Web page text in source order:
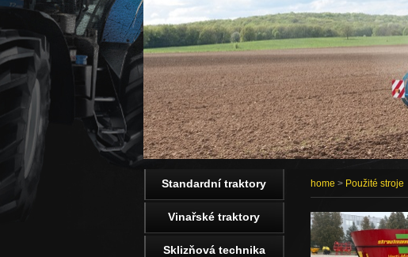
home > Použité stroje
Standardní traktory
Vinařské traktory
Sklizňová technika